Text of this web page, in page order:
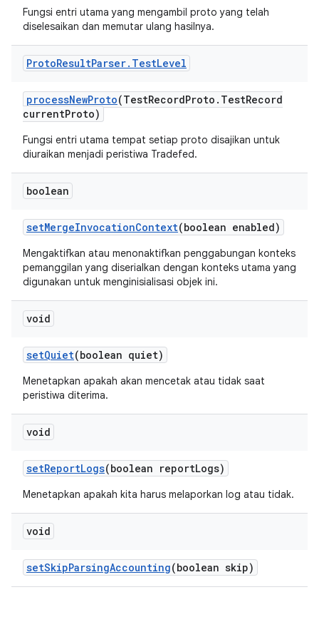
Fungsi entri utama yang mengambil proto yang telah
diselesaikan dan memutar ulang hasilnya.
ProtoResultParser. TestLevel
processNewProto(TestRecordProto . TestRecord
currentProto)
Fungsi entri utama tempat setiap proto disajikan untuk
diuraikan menjadi peristiwa Tradefed.
boolean
setMergeInvocationContext(boolean enabled)
Mengaktifkan atau menonaktifkan penggabungan konteks
pemanggilan yang diserialkan dengan konteks utama yang
digunakan untuk menginisialisasi objek ini.
void
setQuiet(boolean quiet)
Menetapkan apakah akan mencetak atau tidak saat
peristiwa diterima.
void
setReportLogs(boolean reportLogs)
Menetapkan apakah kita harus melaporkan log atau tidak.
void
setSkipParsingAccounting(boolean skip)